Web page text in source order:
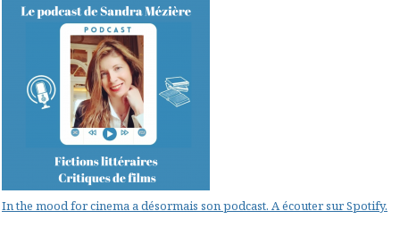
In the mood for cinema a désormais son podcast. A écouter sur Spotify.